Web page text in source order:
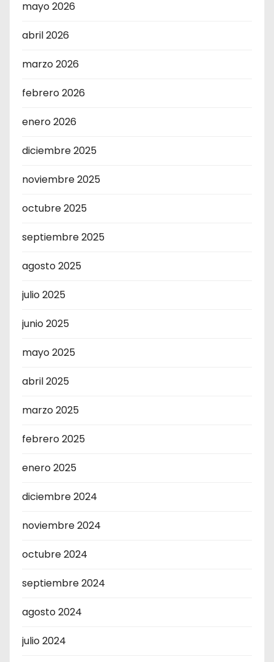
mayo 2026
abril 2026
marzo 2026
febrero 2026
enero 2026
diciembre 2025
noviembre 2025
octubre 2025
septiembre 2025
agosto 2025
julio 2025
junio 2025
mayo 2025
abril 2025
marzo 2025
febrero 2025
enero 2025
diciembre 2024
noviembre 2024
octubre 2024
septiembre 2024
agosto 2024
julio 2024